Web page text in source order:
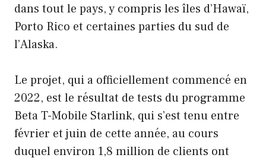
dans tout le pays, y compris les îles d’Hawaï,
Porto Rico et certaines parties du sud de
l’Alaska.
Le projet, qui a officiellement commencé en
2022, est le résultat de tests du programme
Beta T-Mobile Starlink, qui s’est tenu entre
février et juin de cette année, au cours
duquel environ 1,8 million de clients ont